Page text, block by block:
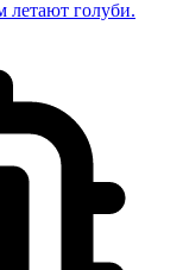
летают голуби.